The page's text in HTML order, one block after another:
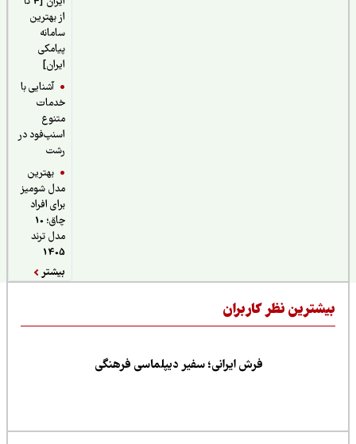
از بهترین
سامانه
پیامکی
آشنایی با
خدمات
اسنپ‌فود در
بهترین
مدل شومیز
برای افراد
چاق؛ 10
مدل ترند
نظر کاربران
فرش ایرانی؛ سفیر دیپلماسی فرهنگی